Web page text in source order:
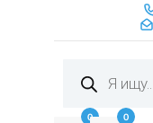
товаров
0 0